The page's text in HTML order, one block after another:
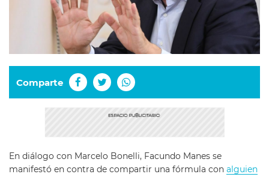
Comparte
En diálogo con Marcelo Bonelli, Facundo Manes se
manifestó en contra de compartir una fórmula con alguien